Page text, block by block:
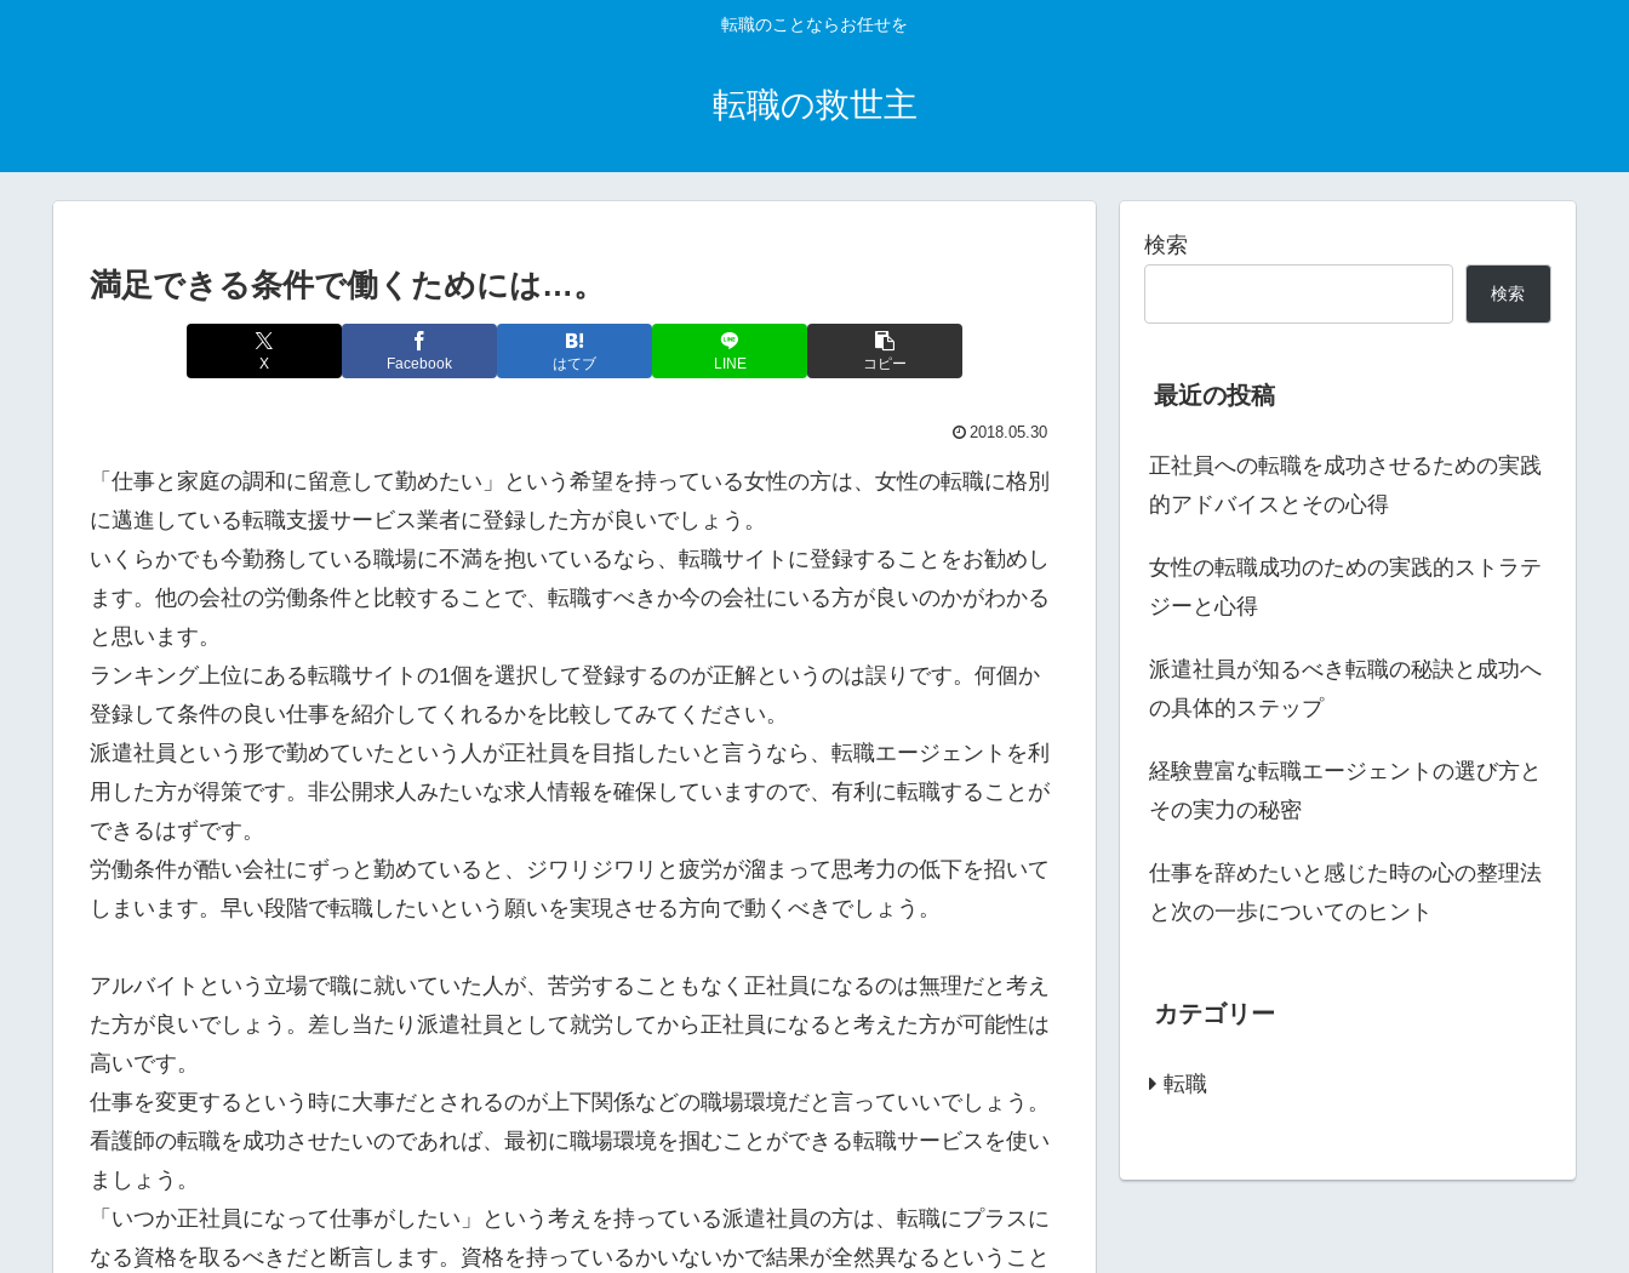
転職のことならお任せを
転職の救世主
満足できる条件で働くためには…。
X Facebook はてブ LINE コピー
2018.05.30
「仕事と家庭の調和に留意して勤めたい」という希望を持っている女性の方は、女性の転職に格別
に邁進している転職支援サービス業者に登録した方が良いでしょう。
いくらかでも今勤務している職場に不満を抱いているなら、転職サイトに登録することをお勧めし
ます。他の会社の労働条件と比較することで、転職すべきか今の会社にいる方が良いのかがわかる
と思います。
ランキング上位にある転職サイトの1個を選択して登録するのが正解というのは誤りです。何個か
登録して条件の良い仕事を紹介してくれるかを比較してみてください。
派遣社員という形で勤めていたという人が正社員を目指したいと言うなら、転職エージェントを利
用した方が得策です。非公開求人みたいな求人情報を確保していますので、有利に転職することが
できるはずです。
労働条件が酷い会社にずっと勤めていると、ジワリジワリと疲労が溜まって思考力の低下を招いて
しまいます。早い段階で転職したいという願いを実現させる方向で動くべきでしょう。
アルバイトという立場で職に就いていた人が、苦労することもなく正社員になるのは無理だと考え
た方が良いでしょう。差し当たり派遣社員として就労してから正社員になると考えた方が可能性は
高いです。
仕事を変更するという時に大事だとされるのが上下関係などの職場環境だと言っていいでしょう。
看護師の転職を成功させたいのであれば、最初に職場環境を掴むことができる転職サービスを使い
ましょう。
「いつか正社員になって仕事がしたい」という考えを持っている派遣社員の方は、転職にプラスに
なる資格を取るべきだと断言します。資格を持っているかいないかで結果が全然異なるということ
検索
検索
最近の投稿
正社員への転職を成功させるための実践
的アドバイスとその心得
女性の転職成功のための実践的ストラテ
ジーと心得
派遣社員が知るべき転職の秘訣と成功へ
の具体的ステップ
経験豊富な転職エージェントの選び方と
その実力の秘密
仕事を辞めたいと感じた時の心の整理法
と次の一歩についてのヒント
カテゴリー
転職